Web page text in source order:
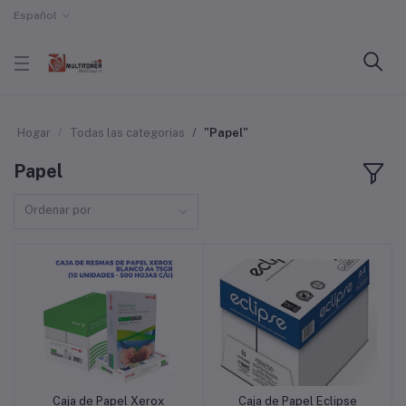
Español
Hogar Todas las categorias "Papel"
Papel
Ordenar por
Añadir a la cesta
Caja de Papel Xerox Añadir a la cesta
Caja de Papel Eclipse